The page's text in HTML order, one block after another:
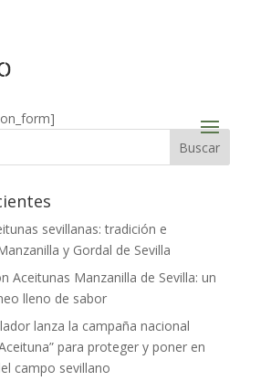
sevillanas: tradición e
y Gordal de Sevilla
Aceitunas Manzanilla de Sevilla: un
lleno de sabor
lanza la campaña nacional
para proteger y poner en
campo sevillano